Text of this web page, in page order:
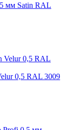
мм Satin RAL
0,5 RAL 3009